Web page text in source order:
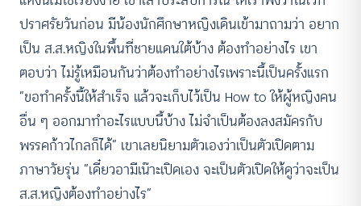
ปราศรัยวันก่อน มีน้องนักศึกษาหญิงเดินเข้ามาถามว่า อยาก
เป็น ส.ส.หญิงในพื้นที่ชายแดนใต้บ้าง ต้องทำอย่างไร เขา
ตอบว่า ไม่รู้เหมือนกันว่าต้องทำอย่างไรเพราะนี้เป็นครั้งแรก
“ขอทำครั้งนี้ให้สำเร็จ แล้วจะเก็บไว้เป็น How to ให้ผู้หญิงคน
อื่น ๆ ออกมาทำอะไรแบบนี้บ้าง ไม่จำเป็นต้องลงสมัครกับ
พรรคก้าวไกลก็ได้” เขาเลยนิยามตัวเองว่าเป็นตัวเปิดตาม
ภาษาวัยรุ่น “เดี๋ยวอามีเน๊าะเปิดเอง จะเป็นตัวเปิดให้ดูว่าจะเป็น
ส.ส.หญิงต้องทำอย่างไร”